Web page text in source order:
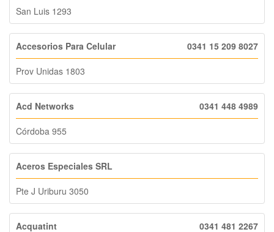
San Luis 1293
Accesorios Para Celular 0341 15 209 8027
Prov Unidas 1803
Acd Networks 0341 448 4989
Córdoba 955
Aceros Especiales SRL
Pte J Uriburu 3050
Acquatint 0341 481 2267